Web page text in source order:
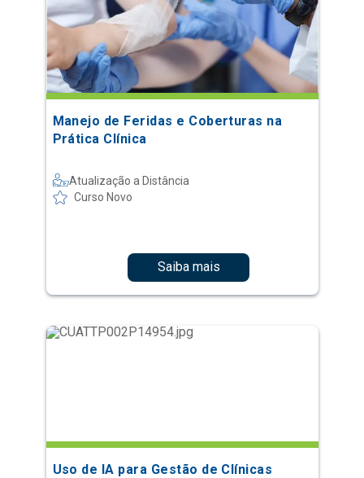
Manejo de Feridas e Coberturas na
Prática Clínica
Atualização a Distância
Curso Novo
Saiba mais
Uso de IA para Gestão de Clínicas